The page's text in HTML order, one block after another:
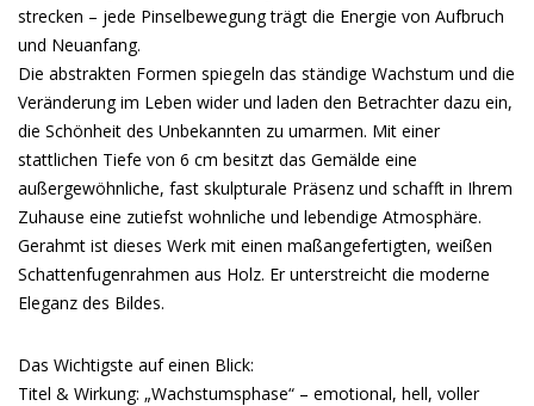
strecken – jede Pinselbewegung trägt die Energie von Aufbruch
und Neuanfang.
Die abstrakten Formen spiegeln das ständige Wachstum und die
Veränderung im Leben wider und laden den Betrachter dazu ein,
die Schönheit des Unbekannten zu umarmen. Mit einer
stattlichen Tiefe von 6 cm besitzt das Gemälde eine
außergewöhnliche, fast skulpturale Präsenz und schafft in Ihrem
Zuhause eine zutiefst wohnliche und lebendige Atmosphäre.
Gerahmt ist dieses Werk mit einen maßangefertigten, weißen
Schattenfugenrahmen aus Holz. Er unterstreicht die moderne
Eleganz des Bildes.
Das Wichtigste auf einen Blick:
Titel & Wirkung: „Wachstumsphase“ – emotional, hell, voller